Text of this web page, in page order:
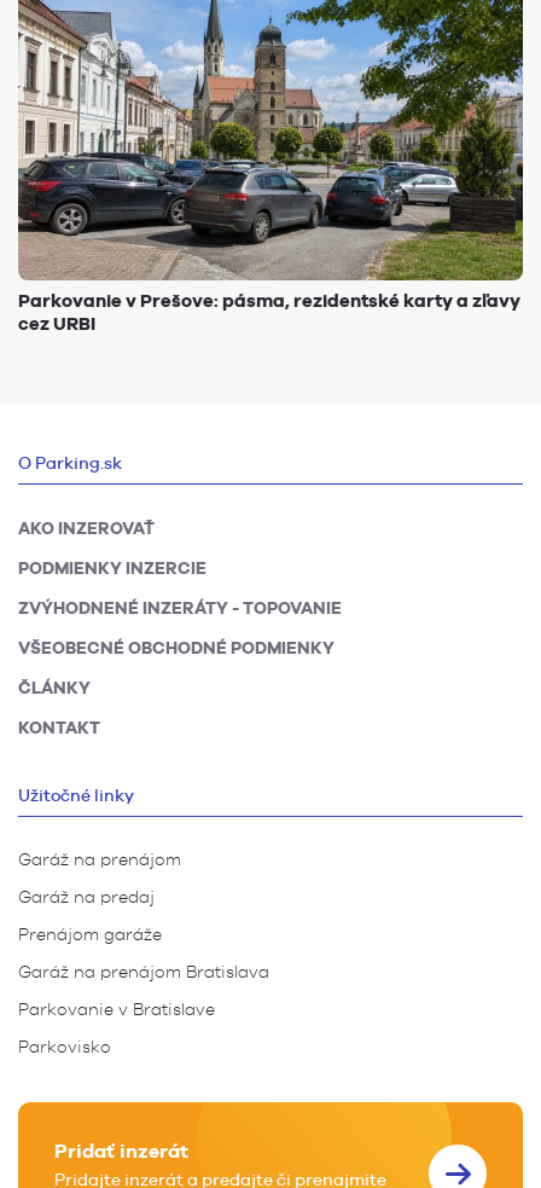
Parkovanie v Prešove: pásma, rezidentské karty a zľavy
cez URBI
O Parking.sk
AKO INZEROVAŤ
PODMIENKY INZERCIE
ZVÝHODNENÉ INZERÁTY - TOPOVANIE
VŠEOBECNÉ OBCHODNÉ PODMIENKY
ČLÁNKY
KONTAKT
Užitočné linky
Garáž na prenájom
Garáž na predaj
Prenájom garáže
Garáž na prenájom Bratislava
Parkovanie v Bratislave
Parkovisko
Pridať inzerát
Pridajte inzerát a predajte či prenajmite